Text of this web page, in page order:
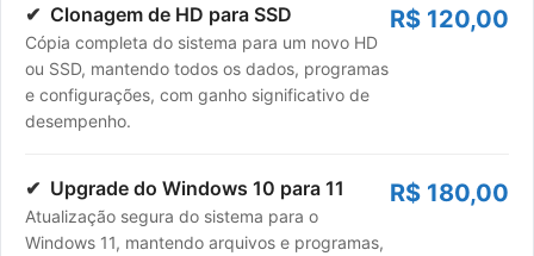
Clonagem de HD para SSD
Cópia completa do sistema para um novo HD
ou SSD, mantendo todos os dados, programas
e configurações, com ganho significativo de
desempenho.
R$ 120,00
Upgrade do Windows 10 para 11
Atualização segura do sistema para o
Windows 11, mantendo arquivos e programas,
R$ 180,00